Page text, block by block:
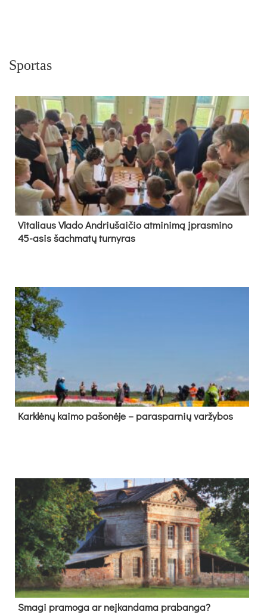
Sportas
Vi­ta­liaus Vla­do And­riu­šai­čio at­mi­ni­mą įpras­mi­no
45-asis šach­ma­tų tur­ny­ras
Kark­lė­nų kai­mo pa­šo­nė­je – pa­ras­par­nių var­žy­bos
Sma­gi pra­mo­ga ar neį­kan­da­ma pra­ban­ga?